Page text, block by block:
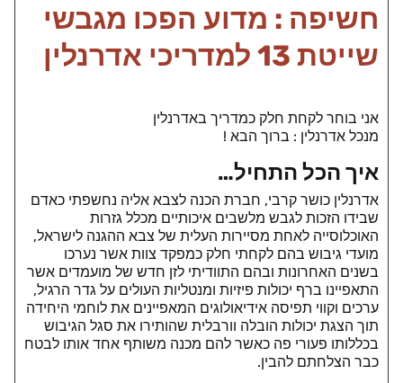
חשיפה : מדוע הפכו מגבשי
שייטת 13 למדריכי אדרנלין
אני בוחר לקחת חלק כמדריך באדרנלין
מנכל אדרנלין : ברוך הבא !
איך הכל התחיל…
אדרנלין כושר קרבי, חברת הכנה לצבא אליה נחשפתי כאדם
שבידו הזכות לגבש מלשבים איכותיים מכלל גזרות
האוכלוסייה לאחת מסיירות העלית של צבא ההגנה לישראל,
מועדי גיבוש בהם לקחתי חלק כמפקד צוות אשר נערכו
בשנים האחרונות ובהם התוודיתי לזן חדש של מועמדים אשר
התאפיינו ברף יכולות פיזיות ומנטליות העולים על גדר הרגיל,
ערכים וקווי תפיסה אידיאולוגים המאפיינים את לוחמי היחידה
תוך הצגת יכולות הובלה וורבלית שהותירו את סגל הגיבוש
בכללותו פעורי פה כאשר להם מכנה משותף אחד אותו לבטח
כבר הצלחתם להבין.